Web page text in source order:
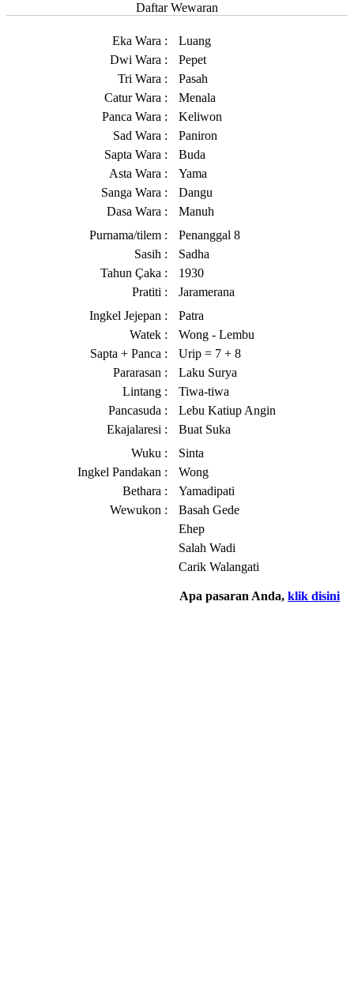
Daftar Wewaran
Eka Wara :
Luang
Dwi Wara :
Pepet
Tri Wara :
Pasah
Catur Wara :
Menala
Panca Wara :
Keliwon
Sad Wara :
Paniron
Sapta Wara :
Buda
Asta Wara :
Yama
Sanga Wara :
Dangu
Dasa Wara :
Manuh
Purnama/tilem :
Penanggal 8
Sasih :
Sadha
Tahun Çaka :
1930
Pratiti :
Jaramerana
Ingkel Jejepan :
Patra
Watek :
Wong - Lembu
Sapta + Panca :
Urip = 7 + 8
Pararasan :
Laku Surya
Lintang :
Tiwa-tiwa
Pancasuda :
Lebu Katiup Angin
Ekajalaresi :
Buat Suka
Wuku :
Sinta
Ingkel Pandakan :
Wong
Bethara :
Yamadipati
Wewukon :
Basah Gede
Ehep
Salah Wadi
Carik Walangati
Apa pasaran Anda, klik disini